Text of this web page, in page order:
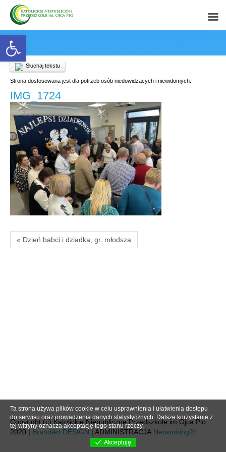
Open toolbar
Słuchaj tekstu
Strona dostosowana jest dla potrzeb osób niedowidzących i niewidomych.
IMG_1724
« Dzień babci i dziadka, gr. młodsza
Copyright (c) Katolickie Niepubliczne Przedszkole im.Ojca Pio
2020 | BrandArt DESIGN | ADMINISTRACJA Networking24
Ta strona używa plików cookie w celu usprawnienia i ułatwienia dostępu
do serwisu oraz prowadzenia danych statystycznych. Dalsze korzystanie z
tej witryny oznacza akceptację tego stanu rzeczy.
Akceptuję